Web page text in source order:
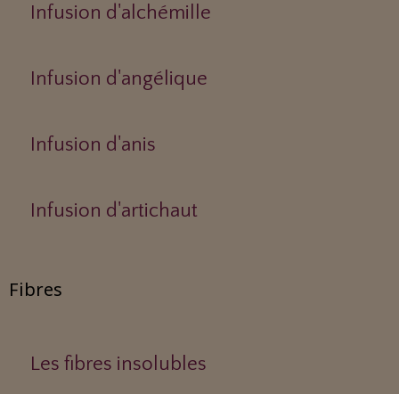
Infusion d'alchémille
Infusion d'angélique
Infusion d'anis
Infusion d'artichaut
Fibres
Les fibres insolubles